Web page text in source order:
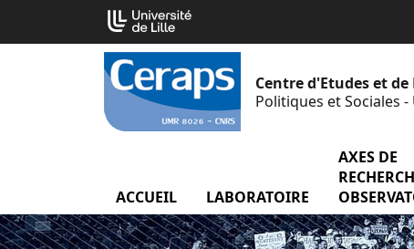
contenu
Centre d'Etudes et
Politiques et Sociales -
ACCUEIL LABORATOIRE menu
AXES DE
Cookies management panel